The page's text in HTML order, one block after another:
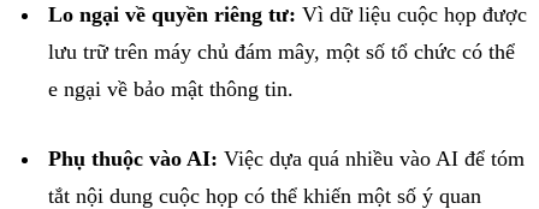
Lo ngại về quyền riêng tư: Vì dữ liệu cuộc họp được
lưu trữ trên máy chủ đám mây, một số tổ chức có thể
e ngại về bảo mật thông tin.
Phụ thuộc vàoAI: Việc dựa quá nhiều vàoAI để tóm
tắt nội dung cuộc họp có thể khiến một sốý quan